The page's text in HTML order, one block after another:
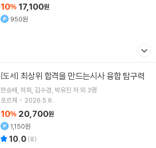
10% 17,100원
950원
[도서] 최상위 합격을 만드는시사 융합 탐구력
한승배 하희 김수경 박유진 저 외 3명
포르체
2026.5.6.
10% 20,700원
1,150원
10.0 (8)